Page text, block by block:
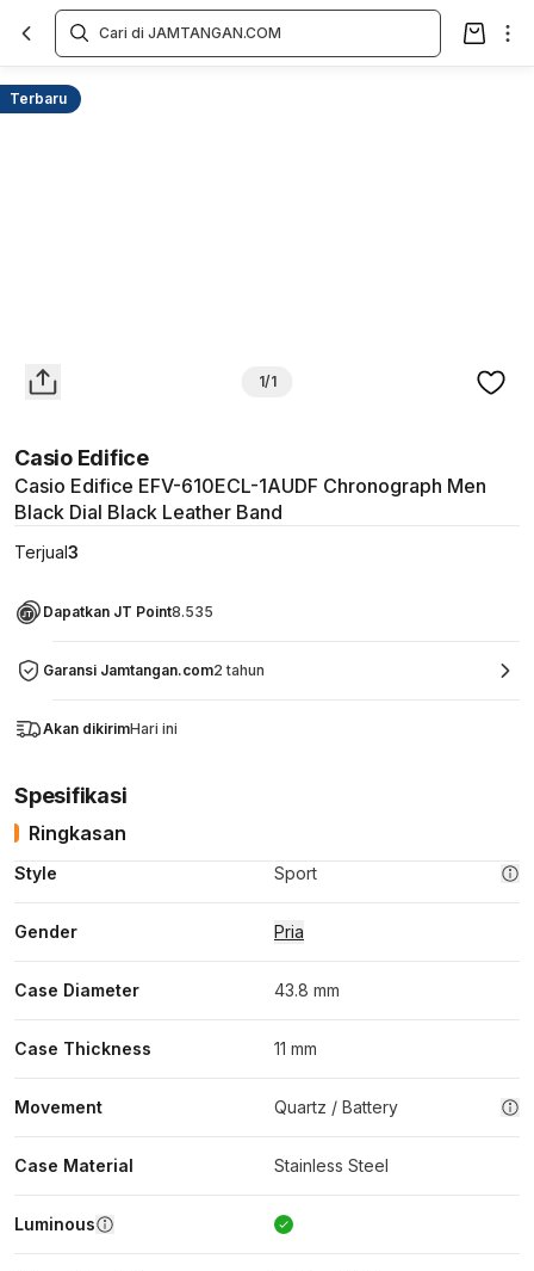
Terbaru
1/1
Casio Edifice
Casio Edifice EFV-610ECL-1AUDF Chronograph Men
Black Dial Black Leather Band
Terjual3
Dapatkan JT Point8.535
Garansi Jamtangan.com2 tahun
Akan dikirimHari ini
Overview
Spesifikasi
Ringkasan
Style Sport
Gender Pria
Case Diameter 43.8 mm
Case Thickness 11 mm
Movement Quartz / Battery
Case Material Stainless Steel
Luminous